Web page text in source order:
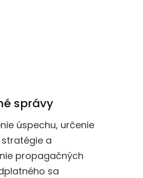
správy
úspechu, určenie
a
propagačných
sa